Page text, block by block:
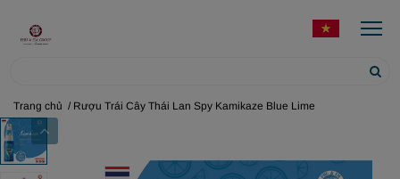
Trang chủ / Rượu Trái Cây Thái Lan Spy Kamikaze Blue Lime